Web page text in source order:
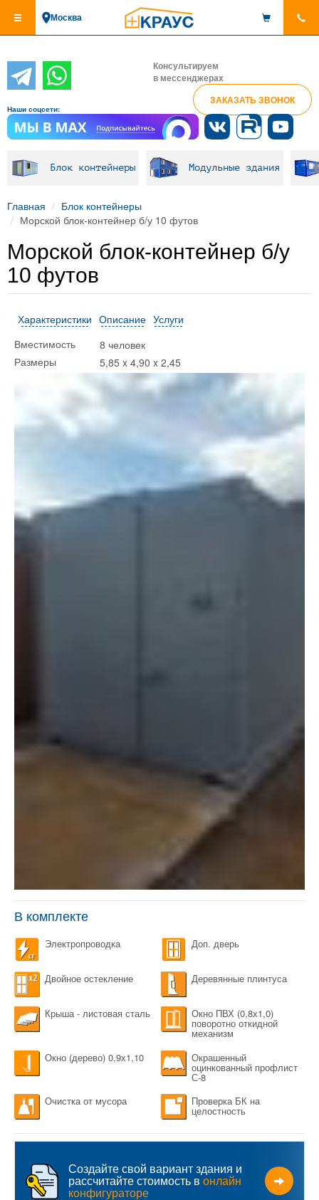
основному
Москва
Консультируем
в мессенджерах
ЗАКАЗАТЬ ЗВОНОК
Наши соцсети:
Блок контейнеры Модульные здания
Главная
Блок контейнеры
Морской блок-контейнер б/у 10 футов
Морской блок-контейнер б/у
10 футов
Характеристики Описание Услуги
Вместимость 8 человек
Размеры 5,85 x 4,90 x 2,45
В комплекте
Электропроводка Доп. дверь
Двойное остекление Деревянные плинтуса
Крыша - листовая сталь Окно ПВХ (0,8х1,0)
поворотно откидной
механизм
Окно (дерево) 0,9х1,10
Окрашенный
оцинкованный профлист
С-8
Очистка от мусора
Проверка БК на
целостность
Создайте свой вариант здания и
рассчитайте стоимость в онлайн
конфигураторе